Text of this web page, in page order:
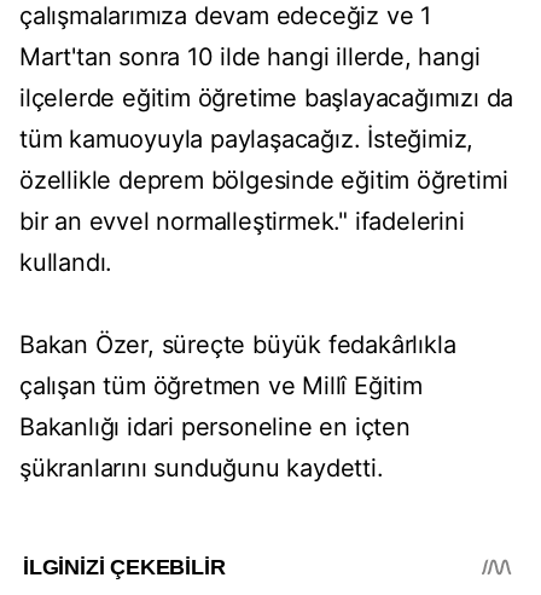
çalışmalarımıza devam edeceğiz ve 1
Mart'tan sonra 10 ilde hangi illerde, hangi
ilçelerde eğitim öğretime başlayacağımızı da
tüm kamuoyuyla paylaşacağız. İsteğimiz,
özellikle deprem bölgesinde eğitim öğretimi
bir an evvel normalleştirmek." ifadelerini
kullandı.
Bakan Özer, süreçte büyük fedakârlıkla
çalışan tüm öğretmen ve Millî Eğitim
Bakanlığı idari personeline en içten
şükranlarını sunduğunu kaydetti.